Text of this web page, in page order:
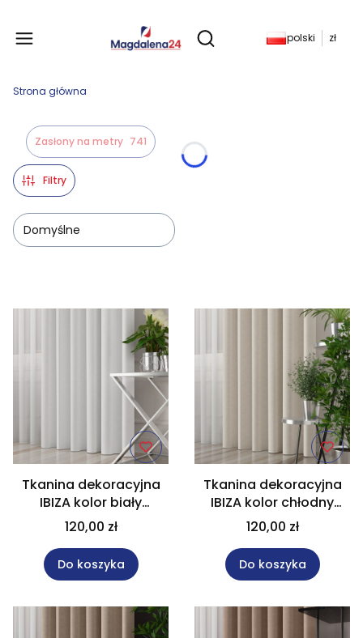
Otwórz wyszukiwarkę
Produkty w
polski zł
Strona główna
Zasłony na metry 741
Filtry
Domyślne
Tkanina dekoracyjna
IBIZA kolor biały
wysokość 300 cm
027823
120,00 zł
Do koszyka
Tkanina dekoracyjna
IBIZA kolor chłodny
kremowy wysokość
300 cm 027823
120,00 zł
Do koszyka